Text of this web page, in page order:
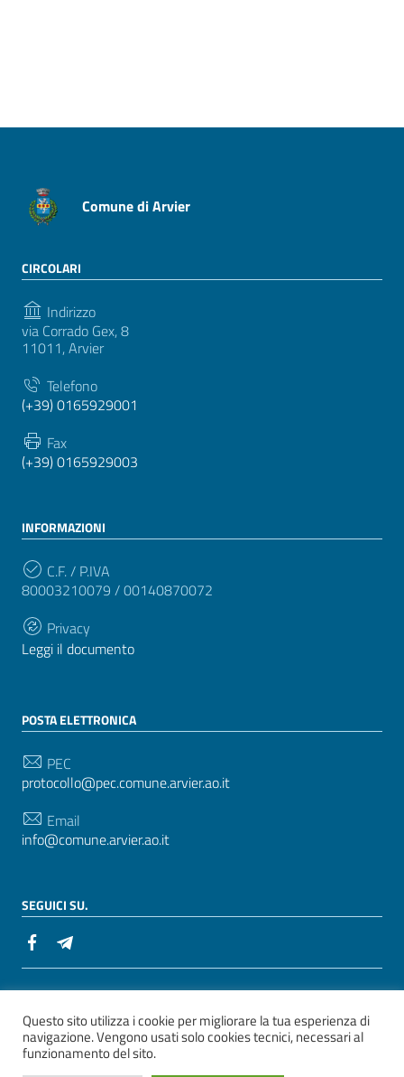
Comune di Arvier
CIRCOLARI
Indirizzo
via Corrado Gex, 8
11011, Arvier
Telefono
(+39) 0165929001
Fax
(+39) 0165929003
INFORMAZIONI
C.F. / P.IVA
80003210079 / 00140870072
Privacy
Leggi il documento
POSTA ELETTRONICA
PEC
protocollo@pec.comune.arvier.ao.it
Email
info@comune.arvier.ao.it
SEGUICI SU.
Sezione Link Utili
Whistelblowing | Dichiarazione accessibilità
| Tema
grafico ItaliaWP2 | Basato sul Prototipo per siti PA di
AgID
Questo sito utilizza i cookie per migliorare la tua esperienza di
navigazione. Vengono usati solo cookies tecnici, necessari al
funzionamento del sito.